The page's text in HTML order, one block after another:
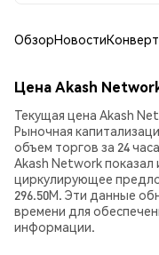
ОбзорНовости
Цена Akash
Текущая цена Akash
Рыночная
объем торгов за 24
Akash Network показал
циркулирующее
296.50M. Эти данные
времени для
информации.